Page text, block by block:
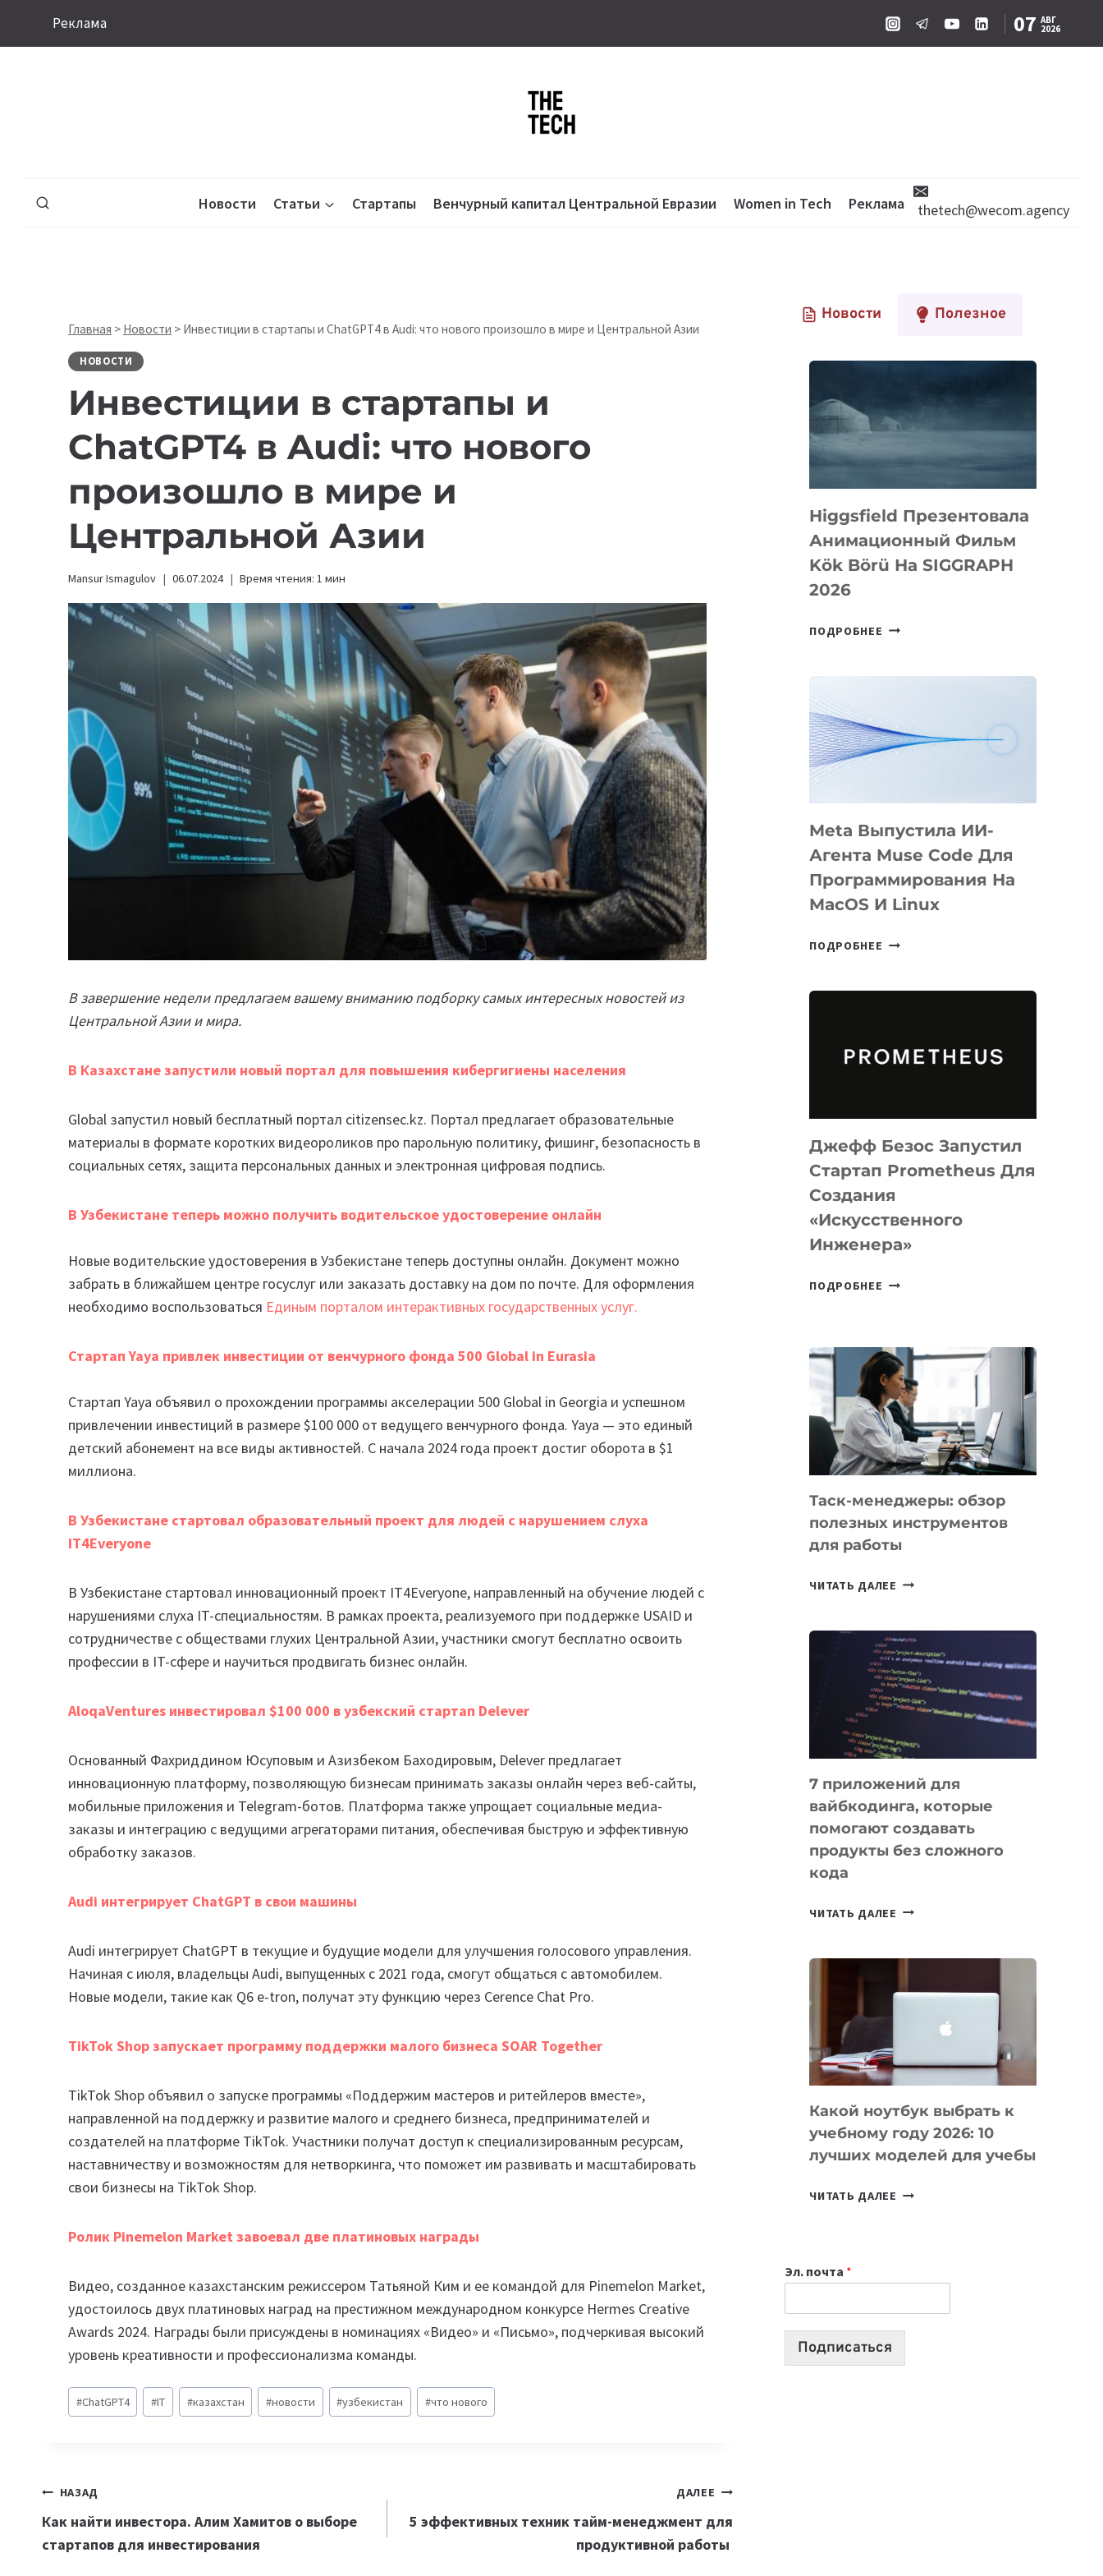
Реклама 07 АВГ
2026
Новости Статьи Стартапы Венчурный капитал Центральной Евразии Women in Tech Реклама thetech@wecom.agency
Главная > Новости > Инвестиции в стартапы и ChatGPT4 в Audi: что нового произошло в мире и Центральной Азии
НОВОСТИ
Инвестиции в стартапы и
ChatGPT4 в Audi: что нового
произошло в мире и
Центральной Азии
Mansur Ismagulov 06.07.2024 Время чтения: 1 мин
В завершение недели предлагаем вашему вниманию подборку самых интересных новостей из
Центральной Азии и мира.
В Казахстане запустили новый портал для повышения кибергигиены населения
Global запустил новый бесплатный портал citizensec.kz. Портал предлагает образовательные
материалы в формате коротких видеороликов про парольную политику, фишинг, безопасность в
социальных сетях, защита персональных данных и электронная цифровая подпись.
В Узбекистане теперь можно получить водительское удостоверение онлайн
Новые водительские удостоверения в Узбекистане теперь доступны онлайн. Документ можно
забрать в ближайшем центре госуслуг или заказать доставку на дом по почте. Для оформления
необходимо воспользоваться Единым порталом интерактивных государственных услуг.
Стартап Yaya привлек инвестиции от венчурного фонда 500 Global in Eurasia
Стартап Yaya объявил о прохождении программы акселерации 500 Global in Georgia и успешном
привлечении инвестиций в размере $100 000 от ведущего венчурного фонда. Yaya — это единый
детский абонемент на все виды активностей. С начала 2024 года проект достиг оборота в $1
миллиона.
В Узбекистане стартовал образовательный проект для людей с нарушением слуха
IT4Everyone
В Узбекистане стартовал инновационный проект IT4Everyone, направленный на обучение людей с
нарушениями слуха IT-специальностям. В рамках проекта, реализуемого при поддержке USAID и
сотрудничестве с обществами глухих Центральной Азии, участники смогут бесплатно освоить
профессии в IT-сфере и научиться продвигать бизнес онлайн.
AloqaVentures инвестировал $100 000 в узбекский стартап Delever
Основанный Фахриддином Юсуповым и Азизбеком Баходировым, Delever предлагает
инновационную платформу, позволяющую бизнесам принимать заказы онлайн через веб-сайты,
мобильные приложения и Telegram-ботов. Платформа также упрощает социальные медиа-
заказы и интеграцию с ведущими агрегаторами питания, обеспечивая быструю и эффективную
обработку заказов.
Audi интегрирует ChatGPT в свои машины
Audi интегрирует ChatGPT в текущие и будущие модели для улучшения голосового управления.
Начиная с июля, владельцы Audi, выпущенных с 2021 года, смогут общаться с автомобилем.
Новые модели, такие как Q6 e-tron, получат эту функцию через Cerence Chat Pro.
TikTok Shop запускает программу поддержки малого бизнеса SOAR Together
TikTok Shop объявил о запуске программы «Поддержим мастеров и ритейлеров вместе»,
направленной на поддержку и развитие малого и среднего бизнеса, предпринимателей и
создателей на платформе TikTok. Участники получат доступ к специализированным ресурсам,
наставничеству и возможностям для нетворкинга, что поможет им развивать и масштабировать
свои бизнесы на TikTok Shop.
Ролик Pinemelon Market завоевал две платиновых награды
Видео, созданное казахстанским режиссером Татьяной Ким и ее командой для Pinemelon Market,
удостоилось двух платиновых наград на престижном международном конкурсе Hermes Creative
Awards 2024. Награды были присуждены в номинациях «Видео» и «Письмо», подчеркивая высокий
уровень креативности и профессионализма команды.
Метки
записи:
#ChatGPT4 #IT #казахстан #новости #узбекистан #что нового
Навигация
по
НАЗАД
Как найти инвестора. Алим Хамитов о выборе
стартапов для инвестирования
ДАЛЕЕ
5 эффективных техник тайм-менеджмент для
продуктивной работы
Новости Полезное
Higgsfield Презентовала
Анимационный Фильм
Kök Börü На SIGGRAPH
2026
ПОДРОБНЕЕ HIGGSFIELD
BÖRÜ
НА
Meta Выпустила ИИ-
Агента Muse Code Для
Программирования На
MacOS И Linux
ПОДРОБНЕЕ META
ДЛЯ
И
LINUX
Джефф Безос Запустил
Стартап Prometheus Для
Создания
«искусственного
Инженера»
ПОДРОБНЕЕ ДЖЕФФ
PROMETHEUS
ДЛЯ
СОЗДАНИЯ
«ИСКУССТВЕННОГО
ИНЖЕНЕРА»
Таск-менеджеры: обзор
полезных инструментов
для работы
ЧИТАТЬ ДАЛЕЕ ТАСК-
ПОЛЕЗНЫХ
ИНСТРУМЕНТОВ
ДЛЯ
РАБОТЫ
7 приложений для
вайбкодинга, которые
помогают создавать
продукты без сложного
кода
ЧИТАТЬ ДАЛЕЕ
КОТОРЫЕ
СОЗДАВАТЬ
БЕЗ
КОДА
Какой ноутбук выбрать к
учебному году 2026: 10
лучших моделей для учебы
ЧИТАТЬ ДАЛЕЕ КАКОЙ
2026:
10
Эл. почта *
Подписаться